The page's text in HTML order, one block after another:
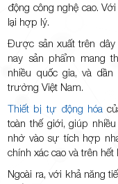
động công nghệ cao.
lại hợp lý.
Được sản xuất trên dây
nay sản phẩm mang
nhiều quốc gia, và
trường Việt Nam.
Thiết bị tự động hóa
toàn thế giới, giúp
nhờ vào sự tích hợp
chính xác cao và trên
Ngoài ra, với khả năng